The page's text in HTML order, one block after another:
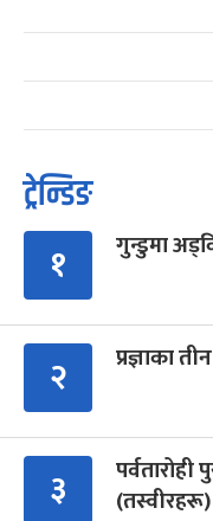
ट्रेन्डिङ
१ गुन्डुमा
२ प्रज्ञाका
३
(तस्वीरहरू)